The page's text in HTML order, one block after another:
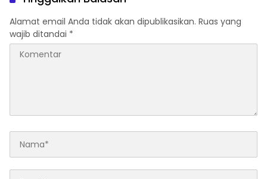
Alamat email Anda tidak akan dipublikasikan. Ruas yang
wajib ditandai *